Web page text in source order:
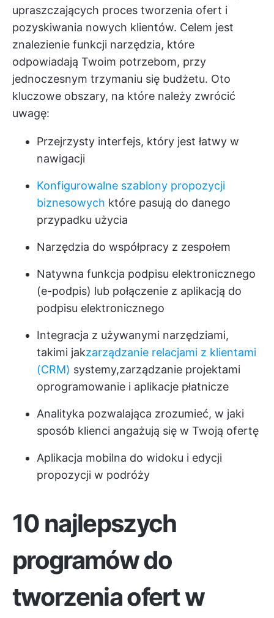
upraszczających proces tworzenia ofert i
pozyskiwania nowych klientów. Celem jest
znalezienie funkcji narzędzia, które
odpowiadają Twoim potrzebom, przy
jednoczesnym trzymaniu się budżetu. Oto
kluczowe obszary, na które należy zwrócić
uwagę:
Przejrzysty interfejs, który jest łatwy w
nawigacji
Konfigurowalne szablony propozycji
biznesowych które pasują do danego
przypadku użycia
Narzędzia do współpracy z zespołem
Natywna funkcja podpisu elektronicznego
(e-podpis) lub połączenie z aplikacją do
podpisu elektronicznego
Integracja z używanymi narzędziami,
takimi jakzarządzanie relacjami z klientami
(CRM) systemy,zarządzanie projektami
oprogramowanie i aplikacje płatnicze
Analityka pozwalająca zrozumieć, w jaki
sposób klienci angażują się w Twoją ofertę
Aplikacja mobilna do widoku i edycji
propozycji w podróży
10 najlepszych
programów do
tworzenia ofert w